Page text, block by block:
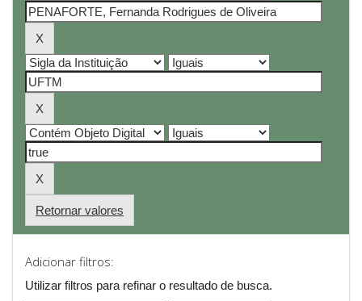
Retornar valores
Adicionar filtros:
Utilizar filtros para refinar o resultado de busca.